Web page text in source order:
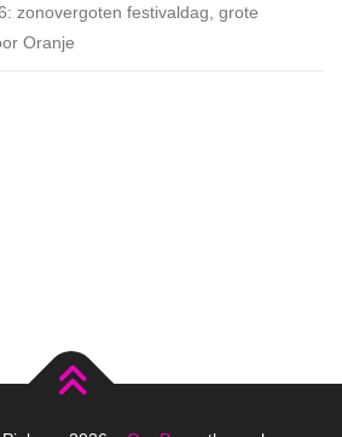
zonovergoten festivaldag, grote
Oranje